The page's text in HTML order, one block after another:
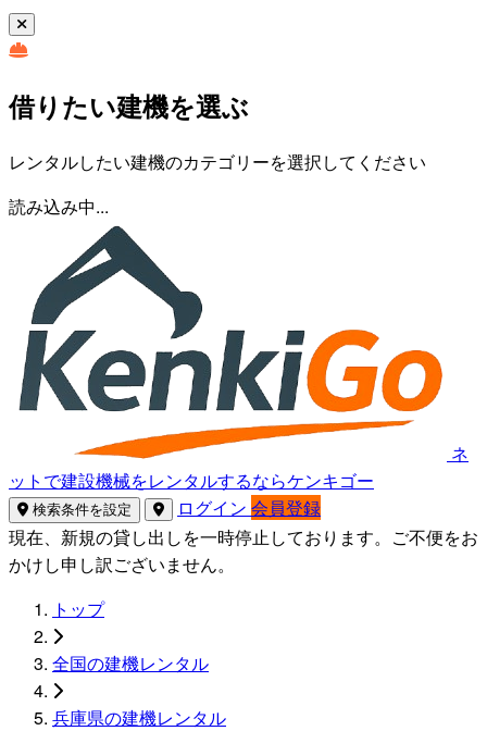
借りたい建機を選ぶ
レンタルしたい建機のカテゴリーを選択してください
読み込み中...
ネ
ットで建設機械をレンタルするならケンキゴー
検索条件を設定 ログイン 会員登録
現在、新規の貸し出しを一時停止しております。ご不便をお
かけし申し訳ございません。
トップ
全国の建機レンタル
兵庫県の建機レンタル